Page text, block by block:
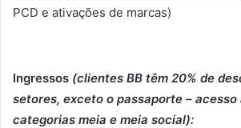
PCD e ativações de marcas)
Ingressos (clientes BB têm 20% de
setores, exceto o passaporte – acesso
categorias meia e meia social):